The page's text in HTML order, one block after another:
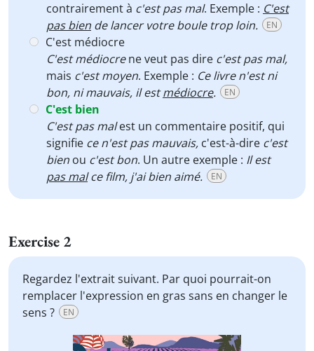
contrairement à c'est pas mal. Exemple : C'est
pas bien de lancer votre boule trop loin. EN
C'est médiocre
C'est médiocrene veut pas dire c'est pas mal,
mais c'est moyen. Exemple : Ce livre n'est ni
bon, ni mauvais, il estmédiocre. EN
C'est bien
C'est pas malest un commentaire positif, qui
signifie ce n'est pas mauvais, c'est-à-dire c'est
bien ou c'est bon. Un autre exemple : Il est
pas malce film, j'ai bien aimé. EN
Exercise 2
Regardez l'extrait suivant. Par quoi pourrait-on
remplacer l'expression en gras sans en changer le
sens ?
EN
Video